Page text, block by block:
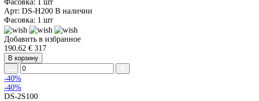
Фасовка: 1 шт
Арт: DS-H200 В наличии
Фасовка: 1 шт
Добавить в избранное
190.62 € 317
В корзину
-40%
-40%
DS-2S100